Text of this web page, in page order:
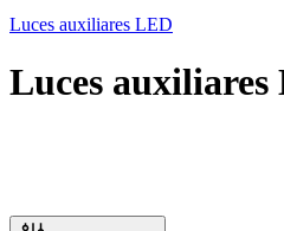
Luces auxiliares LED
Luces auxiliares